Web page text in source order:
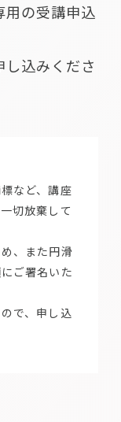
用の受講申込
込みくださ
など、講座
切放棄して
、また円滑
ご署名いた
で、申し込